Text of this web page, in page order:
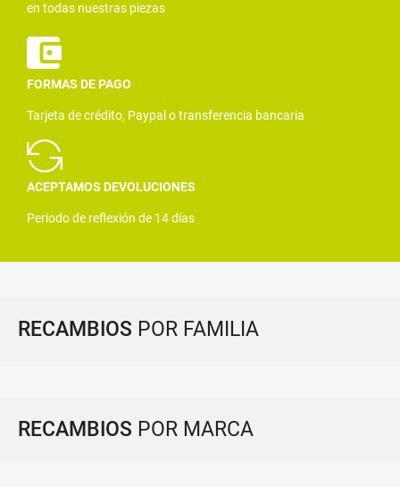
en todas nuestras piezas
FORMAS DE PAGO
Tarjeta de crédito, Paypal o transferencia bancaria
ACEPTAMOS DEVOLUCIONES
Periodo de reflexión de 14 días
RECAMBIOS POR FAMILIA
RECAMBIOS POR MARCA